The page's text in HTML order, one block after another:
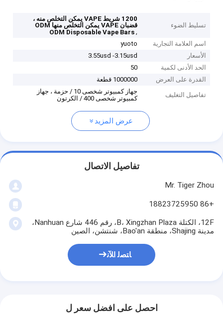
تسليط الضوء
1200 شريط VAPE يمكن التخلص منه ،
قضبان VAPE يمكن التخلص منها ODM
,
ODM Disposable Vape Bars
اسم العلامة التجارية
yuoto
الأسعار
3.55usd -3.15usd
الحد الأدنى لكمية
50
القدرة على العرض
1000000 قطعة
تفاصيل التغليف
جهاز كمبيوتر شخصى 10 / حزمة ، جهاز
كمبيوتر شخصى 400 / الكرتون
عرض المزيد
تفاصيل الاتصال
Mr. Tiger Zhou
+86 18823725950
12F، الكتلة B، Xingzhan Plaza، رقم 446 شارع Nanhuan،
مدينة Shajing، منطقة Bao'an، شنتشن، الصين
ﺎﺘﺼﻟ ﺍﻶﻧ
احصل على افضل سعر ل